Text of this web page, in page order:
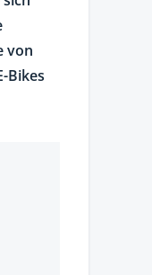
von
Bikes